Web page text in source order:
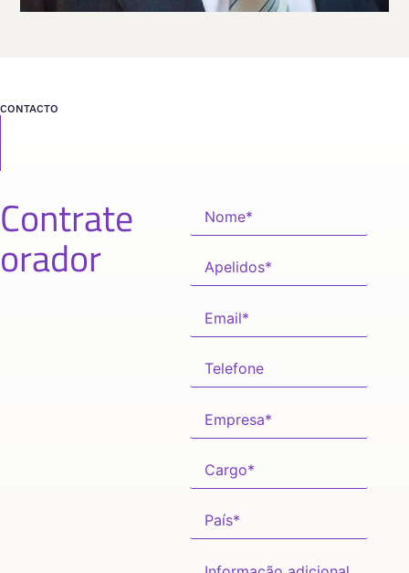
CONTACTO
Contrate
orador